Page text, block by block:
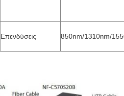
Επενδύσεις 850nm/1310nm/